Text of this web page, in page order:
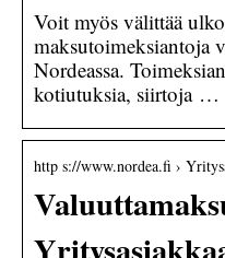
Voit myös välittää
maksutoimeksiantoja
Nordeassa.
kotiutuksia, siirtoja …
http s://www.nordea.fi ›